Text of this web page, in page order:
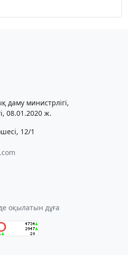
даму министрлігі,
08.01.2020 ж.
12/1
оқылатын дұға